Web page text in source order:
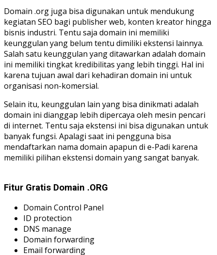
Domain .org juga bisa digunakan untuk mendukung
kegiatan SEO bagi publisher web, konten kreator hingga
bisnis industri. Tentu saja domain ini memiliki
keunggulan yang belum tentu dimiliki ekstensi lainnya.
Salah satu keunggulan yang ditawarkan adalah domain
ini memiliki tingkat kredibilitas yang lebih tinggi. Hal ini
karena tujuan awal dari kehadiran domain ini untuk
organisasi non-komersial.
Selain itu, keunggulan lain yang bisa dinikmati adalah
domain ini dianggap lebih dipercaya oleh mesin pencari
di internet. Tentu saja ekstensi ini bisa digunakan untuk
banyak fungsi. Apalagi saat ini pengguna bisa
mendaftarkan nama domain apapun di e-Padi karena
memiliki pilihan ekstensi domain yang sangat banyak.
Fitur Gratis Domain .ORG
Domain Control Panel
ID protection
DNS manage
Domain forwarding
Email forwarding